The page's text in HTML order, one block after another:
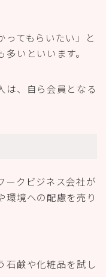
ってもらいたい」と
いといいます。
は、自ら会員となる
ークビジネス会社が
環境への配慮を売り
石鹸や化粧品を試し